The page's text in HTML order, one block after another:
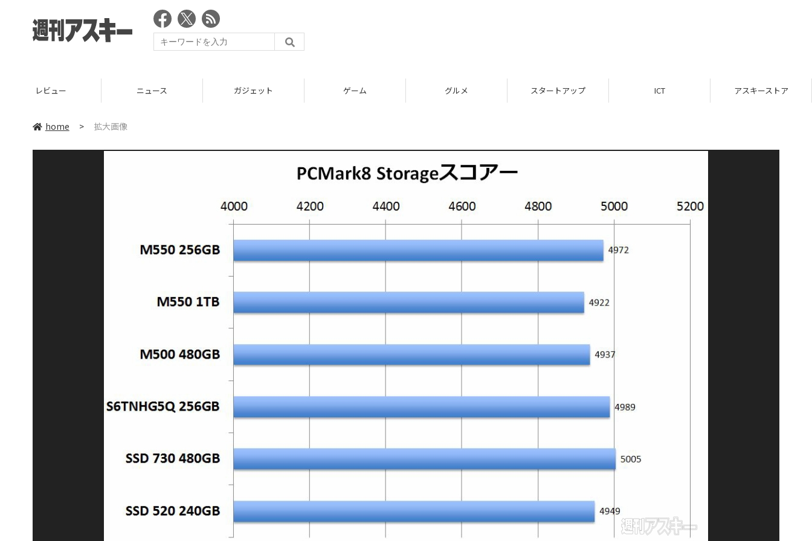
レビュー ニュース ガジェット ゲーム グルメ スタートアップ ICT アスキーストア
home > 拡大画像